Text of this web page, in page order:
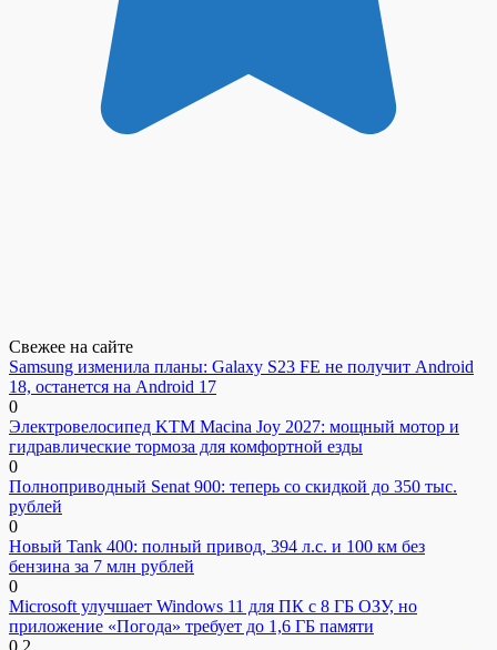
Свежее на сайте
Samsung изменила планы: Galaxy S23 FE не получит Android
18, останется на Android 17
0
Электровелосипед KTM Macina Joy 2027: мощный мотор и
гидравлические тормоза для комфортной езды
0
Полноприводный Senat 900: теперь со скидкой до 350 тыс.
рублей
0
Новый Tank 400: полный привод, 394 л.с. и 100 км без
бензина за 7 млн рублей
0
Microsoft улучшает Windows 11 для ПК с 8 ГБ ОЗУ, но
приложение «Погода» требует до 1,6 ГБ памяти